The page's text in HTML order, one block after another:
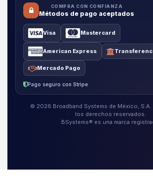
COMPRA CON CONFIANZA
Métodos de pago aceptados
Visa Mastercard
American Express
Mercado Pago
Pago seguro con Stripe
© 2026 Broadband Systems de México, S.A.
los derechos reservados.
BSystems® es una marca